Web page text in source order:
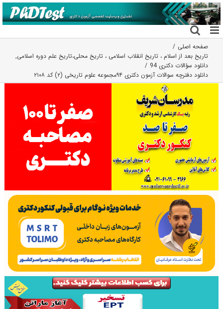
رفتن
به
محتوا
صفحه اصلی
تاریخ بعد از اسلام ، تاریخ انقلاب اسلامی ، تاریخ محلی،تاریخ علم دوره اسلامی,
دانلود سؤالات دکتری 94
دانلود دفترچه سوالات آزمون دکتری ۹۴مجموعه علوم تاریخی (۲) کد ۲۱۰۸